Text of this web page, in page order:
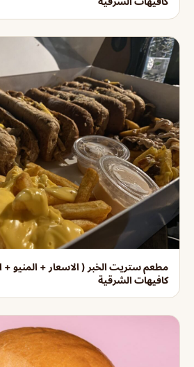
مطعم ستريت الخبر ( الاسعار + المنيو
كافيهات الشرقية